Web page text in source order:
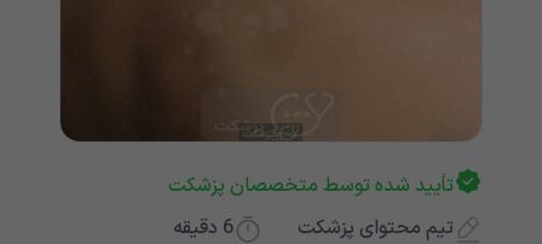
تأیید شده توسط متخصصان پزشکت
تیم محتوای پزشکت
6 دقیقه